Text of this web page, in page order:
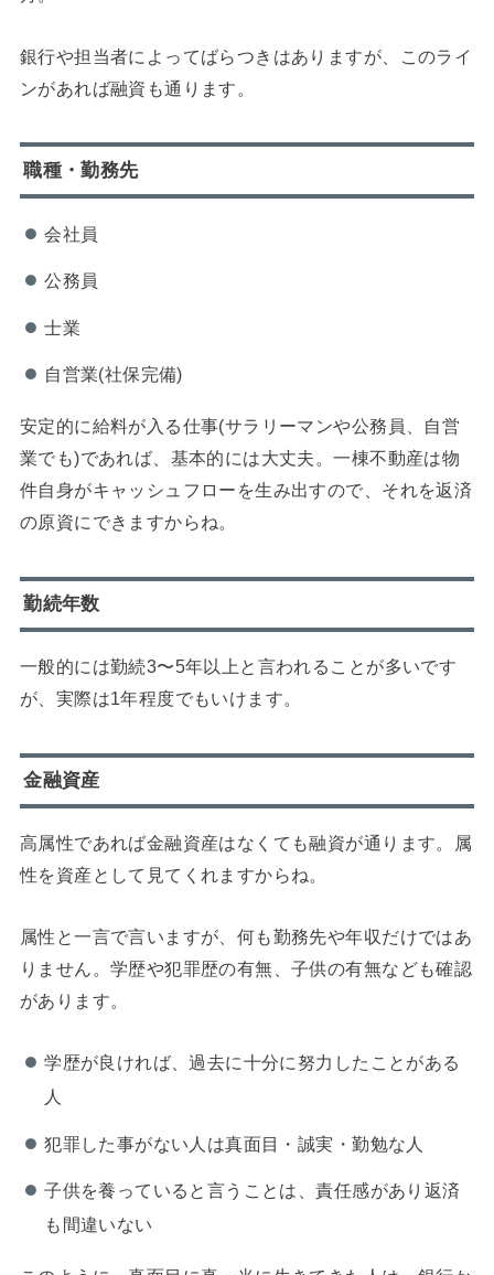
銀行や担当者によってばらつきはありますが、このライ
ンがあれば融資も通ります。
職種・勤務先
会社員
公務員
士業
自営業(社保完備)
安定的に給料が入る仕事(サラリーマンや公務員、自営
業でも)であれば、基本的には大丈夫。一棟不動産は物
件自身がキャッシュフローを生み出すので、それを返済
の原資にできますからね。
勤続年数
一般的には勤続3〜5年以上と言われることが多いです
が、実際は1年程度でもいけます。
金融資産
高属性であれば金融資産はなくても融資が通ります。属
性を資産として見てくれますからね。
属性と一言で言いますが、何も勤務先や年収だけではあ
りません。学歴や犯罪歴の有無、子供の有無なども確認
があります。
学歴が良ければ、過去に十分に努力したことがある
人
犯罪した事がない人は真面目・誠実・勤勉な人
子供を養っていると言うことは、責任感があり返済
も間違いない